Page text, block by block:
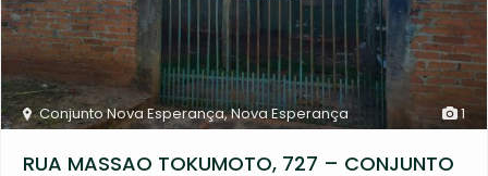
1
Conjunto Nova Esperança,Nova Esperança
RUA MASSAO TOKUMOTO, 727 – CONJUNTO